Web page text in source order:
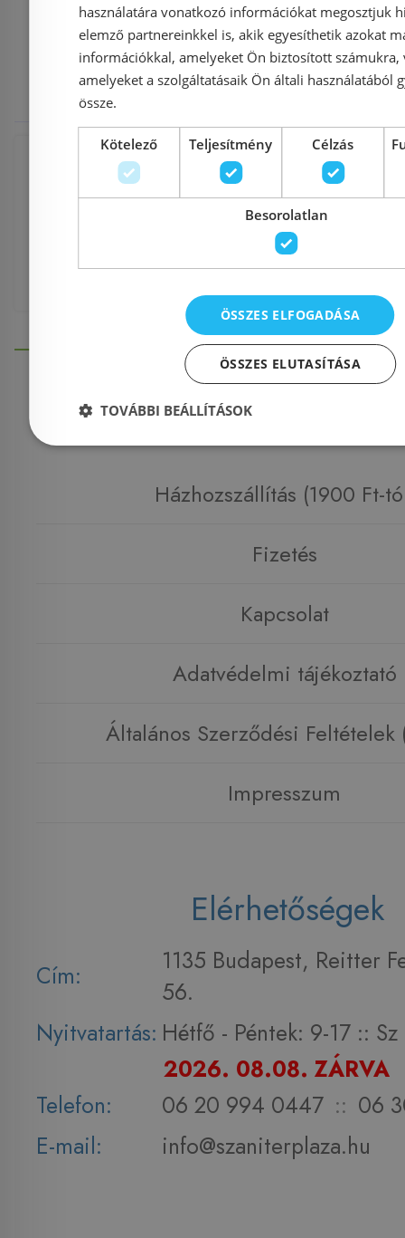
Fürdőszoba és szaniter Szaniter
Roca termékek ,
Roca Tura fali mosdó 100x43 cm ,
Információk
Házhozszállítás (1900 Ft-
Fizetés
Kapcsolat
Adatvédelmi tájékoztató
Általános Szerződési Feltételek
Impresszum
Elérhetőségek
Cím:
1135 Budapest, Reitter
56.
Nyitvatartás: Hétfő - Péntek: 9-17 :: Sz
2026. 08.08. ZÁRVA
Telefon:
06 20 994 0447 :: 06
E-mail:
info@szaniterplaza.hu
használatára vonatkozó információkat megosztjuk
elemző partnereinkkel is, akik egyesíthetik azokat
információkkal, amelyeket Ön biztosított számukra,
amelyeket a szolgáltatásaik Ön általi használatából
össze.
Kötelező Teljesítmény Célzás
Besorolatlan
ÖSSZES ELFOGADÁSA
ÖSSZES ELUTASÍTÁSA
TOVÁBBI BEÁLLÍTÁSOK